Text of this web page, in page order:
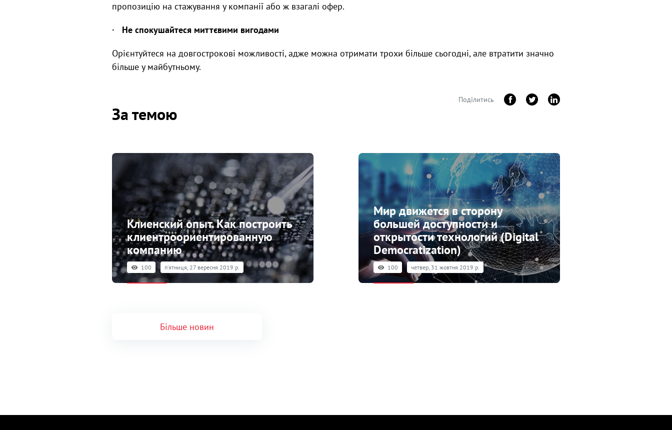
пропозицію на стажування у компанії або ж взагалі офер.
· Не спокушайтеся миттєвими вигодами
Орієнтуйтеся на довгострокові можливості, адже можна отримати трохи більше сьогодні, але втратити значно
більше у майбутньому.
Поділитись
За темою
Клиенский опыт. Как построить
клиентроориентированную
компанию
100 пʼятниця, 27 вересня 2019 р.
Мир движется в сторону
большей доступности и
открытости технологий (Digital
Democratization)
100 четвер, 31 жовтня 2019 р.
Більше новин